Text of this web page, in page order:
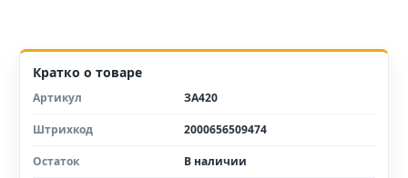
Кратко о товаре
Артикул ЗА420
Штрихкод 2000656509474
Остаток В наличии